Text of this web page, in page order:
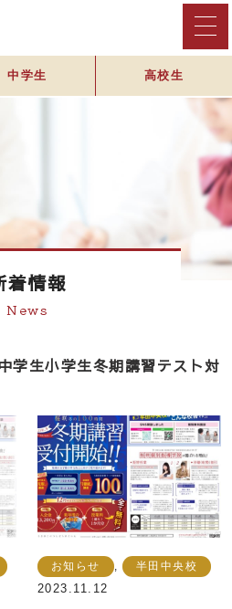
中学生 高校生
着情報
News
学生小学生冬期講習テスト対
お知らせ , 半田中央校
2023.11.12